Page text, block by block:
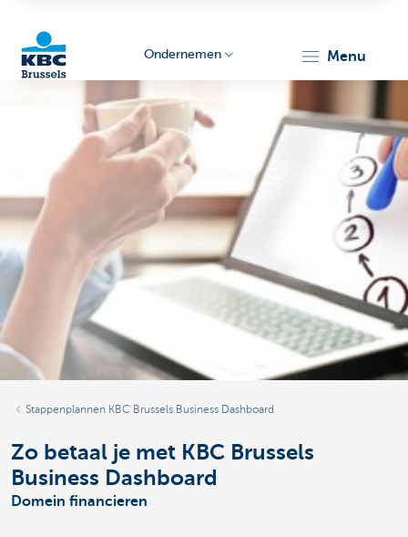
Ondernemers
Ondernemen menu
Stappenplannen KBC Brussels Business Dashboard
Zo betaal je met KBC Brussels
Business Dashboard
Domein financieren